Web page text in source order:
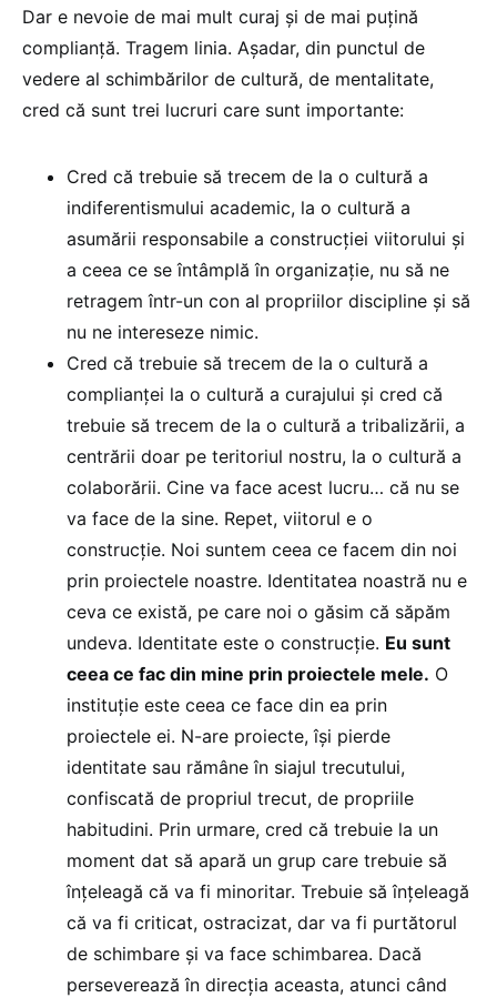
Dar e nevoie de mai mult curaj și de mai puțină
complianță. Tragem linia. Așadar, din punctul de
vedere al schimbărilor de cultură, de mentalitate,
cred că sunt trei lucruri care sunt importante:
Cred că trebuie să trecem de la o cultură a
indiferentismului academic, la o cultură a
asumării responsabile a construcției viitorului și
a ceea ce se întâmplă în organizație, nu să ne
retragem într-un con al propriilor discipline și să
nu ne intereseze nimic.
Cred că trebuie să trecem de la o cultură a
complianței la o cultură a curajului și cred că
trebuie să trecem de la o cultură a tribalizării, a
centrării doar pe teritoriul nostru, la o cultură a
colaborării. Cine va face acest lucru… că nu se
va face de la sine. Repet, viitorul e o
construcție. Noi suntem ceea ce facem din noi
prin proiectele noastre. Identitatea noastră nu e
ceva ce există, pe care noi o găsim că săpăm
undeva. Identitate este o construcție. Eu sunt
ceea ce fac din mine prin proiectele mele. O
instituție este ceea ce face din ea prin
proiectele ei. N-are proiecte, își pierde
identitate sau rămâne în siajul trecutului,
confiscată de propriul trecut, de propriile
habitudini. Prin urmare, cred că trebuie la un
moment dat să apară un grup care trebuie să
înțeleagă că va fi minoritar. Trebuie să înțeleagă
că va fi criticat, ostracizat, dar va fi purtătorul
de schimbare și va face schimbarea. Dacă
perseverează în direcția aceasta, atunci când